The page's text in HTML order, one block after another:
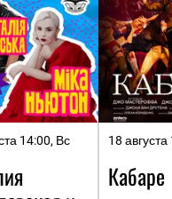
14:00, Вс 18
Кабаре